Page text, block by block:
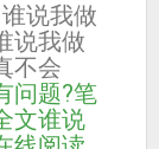
说我做
说我做
不会
问题?笔
文谁说